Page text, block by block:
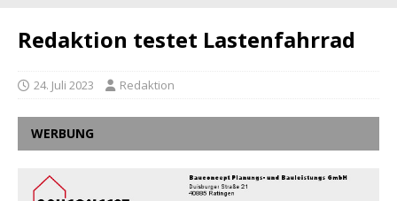
Redaktion testet Lastenfahrrad
24. Juli 2023 Redaktion
WERBUNG